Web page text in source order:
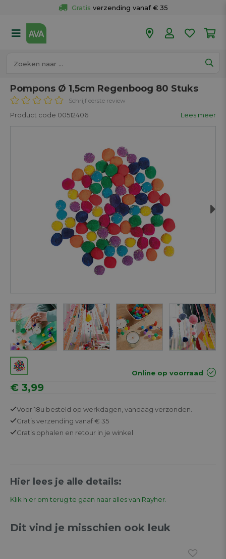
Gratis ophalen en retour in je winkel
Voor 18u besteld op werkdagen,
vandaag verzonden.
Pompons Ø 1,5cm Regenboog 80 Stuks
Schrijf eerste review
Product code 00512406 Lees meer
Online op voorraad
€ 3,99
Voor 18u besteld op werkdagen, vandaag verzonden.
Gratisverzending vanaf € 35
Gratis ophalen en retour in je winkel
Hier lees je alle details:
Klik hier om terug te gaan naar alles van Rayher.
Dit vind je misschien ook leuk